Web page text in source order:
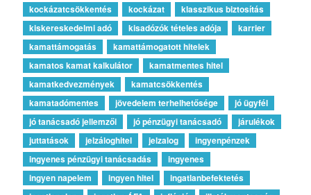
kockázatcsökkentés
kockázat
klasszikus biztosítás
kiskereskedelmi adó
kisadózók tételes adója
karrier
kamattámogatás
kamattámogatott hitelek
kamatos kamat kalkulátor
kamatmentes hitel
kamatkedvezmények
kamatcsökkentés
kamatadómentes
jövedelem terhelhetősége
jó ügyfél
jó tanácsadó jellemzői
jó pénzügyi tanácsadó
járulékok
juttatások
jelzáloghitel jelzalog
ingyenpénzek
ingyenes pénzügyi tanácsadás
ingyenes
ingyen napelem
ingyen hitel
ingatlanbefektetés